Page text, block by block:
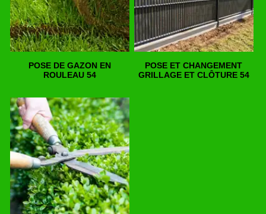
POSE DE GAZON EN
ROULEAU 54
POSE ET CHANGEMENT
GRILLAGE ET CLÔTURE 54